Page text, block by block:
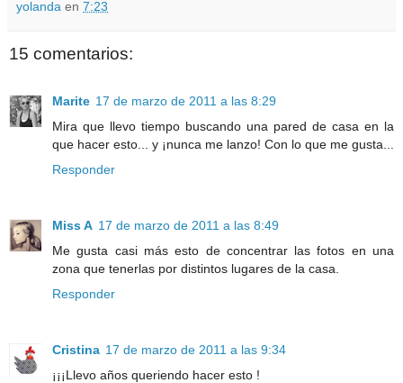
yolanda en 7:23
15 comentarios:
Marite 17 de marzo de 2011 a las 8:29
Mira que llevo tiempo buscando una pared de casa en la
que hacer esto... y ¡nunca me lanzo! Con lo que me gusta...
Responder
Miss A 17 de marzo de 2011 a las 8:49
Me gusta casi más esto de concentrar las fotos en una
zona que tenerlas por distintos lugares de la casa.
Responder
Cristina 17 de marzo de 2011 a las 9:34
¡¡¡Llevo años queriendo hacer esto !